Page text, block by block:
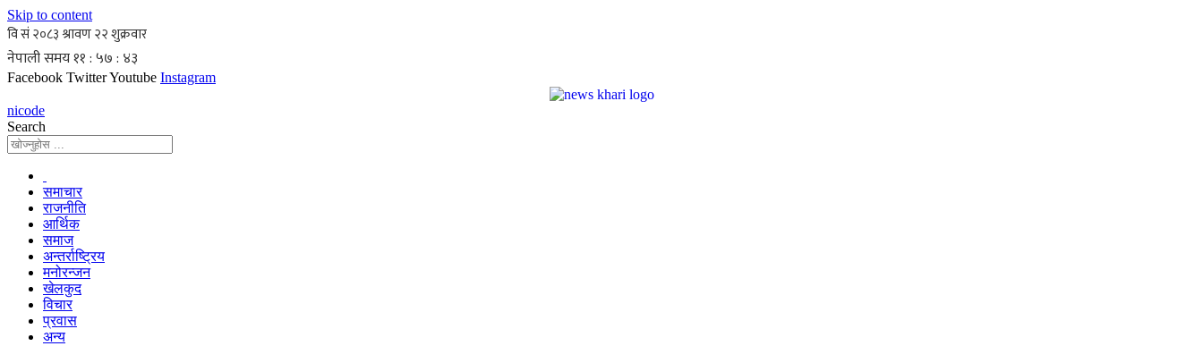
Skip to content
Facebook TwitterYoutube Instagram
nicode
Search
समाचार
राजनीति
आर्थिक
समाज
अन्तर्राष्ट्रिय
मनोरन्जन
खेलकुद
विचार
प्रवास
अन्य